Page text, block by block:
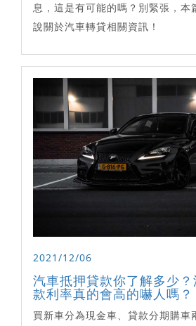
息，這是有可能的嗎？別緊張，本
說關於汽車轉貸相關資訊！
2021/12/06
汽車抵押貸款你了解多少
款利率真的會高的嚇人嗎？
買新車分為現金車、貸款分期購車